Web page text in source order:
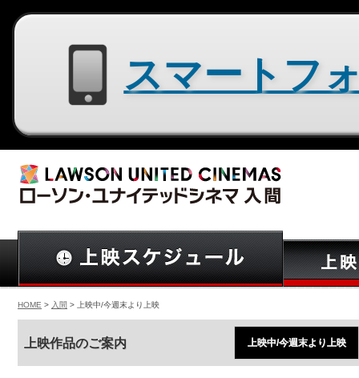
HOME > 入間 > 上映中/今週末より上映
上映作品のご案内 上映中/今週末より上映